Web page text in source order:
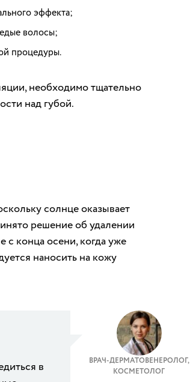
эффекта;
волосы;
процедуры.
необходимо тщательно
над губой.
солнце оказывает
решение об удалении
с конца осени, когда уже
наносить на кожу
в
ВРАЧ-ДЕРМАТОВЕНЕРОЛОГ,
КОСМЕТОЛОГ